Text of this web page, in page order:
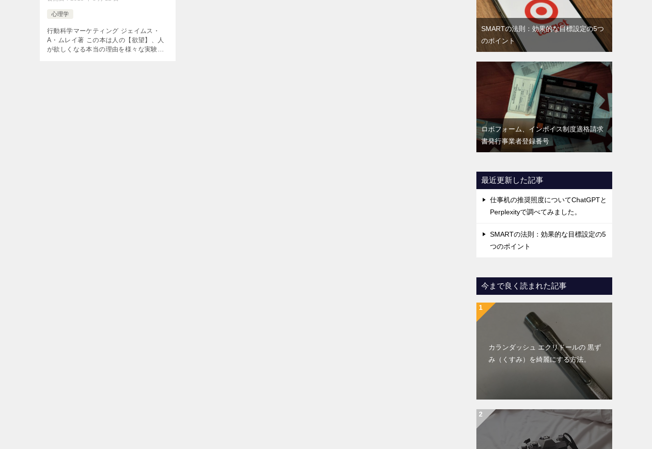
心理学
行動科学マーケティング ジェイムス・
A・ムレイ著 この本は人の【欲望】、人
が欲しくなる本当の理由を様々な実験や
SMARTの法則：効果的な目標設定の5つ
のポイント
ロボフォーム、インボイス制度適格請求
書発行事業者登録番号
最近更新した記事
仕事机の推奨照度についてChatGPTと
Perplexityで調べてみました。
SMARTの法則：効果的な目標設定の5
つのポイント
今まで良く読まれた記事
カランダッシュ エクリドールの 黒ず
み（くすみ）を綺麗にする方法。